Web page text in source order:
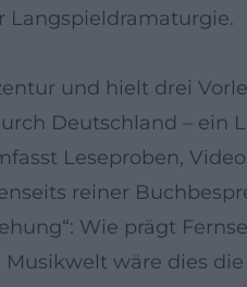
Langspieldramaturgie.
und hielt drei
Deutschland – ein
Leseproben,
reiner
Wie prägt
wäre dies die